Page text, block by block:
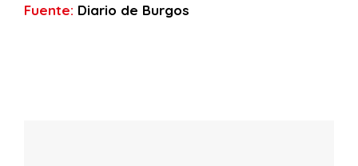
Fuente: Diario de Burgos